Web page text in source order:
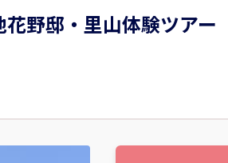
野邸・里山体験ツアー